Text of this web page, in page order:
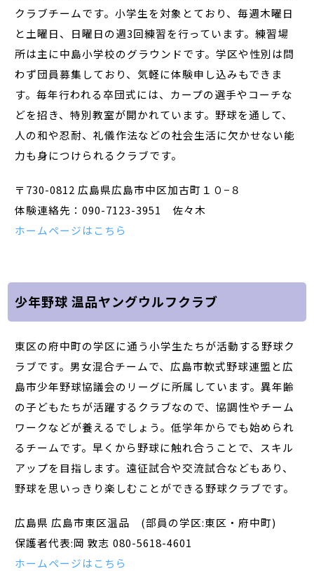
クラブチームです。小学生を対象とており、毎週木曜日
と土曜日、日曜日の週3回練習を行っています。練習場
所は主に中島小学校のグラウンドです。学区や性別は問
わず団員募集しており、気軽に体験申し込みもできま
す。毎年行われる卒団式には、カープの選手やコーチな
どを招き、特別教室が開かれています。野球を通して、
人の和や忍耐、礼儀作法などの社会生活に欠かせない能
力も身につけられるクラブです。
〒730-0812 広島県広島市中区加古町１０−８
体験連絡先：090-7123-3951 佐々木
ホームページはこちら
少年野球 温品ヤングウルフクラブ
東区の府中町の学区に通う小学生たちが活動する野球ク
ラブです。男女混合チームで、広島市軟式野球連盟と広
島市少年野球協議会のリーグに所属しています。異年齢
の子どもたちが活躍するクラブなので、協調性やチーム
ワークなどが養えるでしょう。低学年からでも始められ
るチームです。早くから野球に触れ合うことで、スキル
アップを目指します。遠征試合や交流試合などもあり、
野球を思いっきり楽しむことができる野球クラブです。
広島県 広島市東区温品 (部員の学区:東区・府中町)
保護者代表:岡 敦志 080-5618-4601
ホームページはこちら